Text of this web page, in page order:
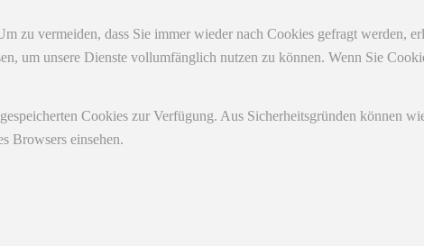
zu vermeiden, dass Sie immer wieder nach Cookies gefragt werden,
um unsere Dienste vollumfänglich nutzen zu können. Wenn Sie
Cookies zur Verfügung. Aus Sicherheitsgründen können
Browsers einsehen.